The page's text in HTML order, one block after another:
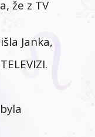
že z TV
Janka,